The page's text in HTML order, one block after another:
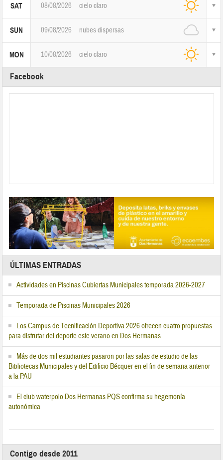
SAT 08/08/2026 cielo claro
SUN 09/08/2026 nubes dispersas
MON 10/08/2026 cielo claro
Facebook
ÚLTIMAS ENTRADAS
Actividades en Piscinas Cubiertas Municipales temporada 2026-2027
Temporada de Piscinas Municipales 2026
Los Campus de Tecnificación Deportiva 2026 ofrecen cuatro propuestas
para disfrutar del deporte este verano en Dos Hermanas
Más de dos mil estudiantes pasaron por las salas de estudio de las
Bibliotecas Municipales y del Edificio Bécquer en el fin de semana anterior
a la PAU
El club waterpolo Dos Hermanas PQS confirma su hegemonía
autonómica
Contigo desde 2011